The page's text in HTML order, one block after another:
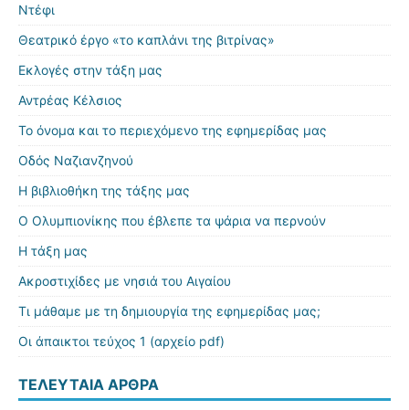
Ντέφι
Θεατρικό έργο «το καπλάνι της βιτρίνας»
Εκλογές στην τάξη μας
Αντρέας Κέλσιος
Το όνομα και το περιεχόμενο της εφημερίδας μας
Οδός Ναζιανζηνού
Η βιβλιοθήκη της τάξης μας
Ο Ολυμπιονίκης που έβλεπε τα ψάρια να περνούν
Η τάξη μας
Ακροστιχίδες με νησιά του Αιγαίου
Τι μάθαμε με τη δημιουργία της εφημερίδας μας;
Οι άπαικτοι τεύχος 1 (αρχείο pdf)
ΤΕΛΕΥΤΑΊΑ ΆΡΘΡΑ